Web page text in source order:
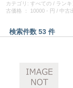
カテゴリ: すべての / ラン
古価格
： 10000 - 円 / 中古
検索件数 53 件